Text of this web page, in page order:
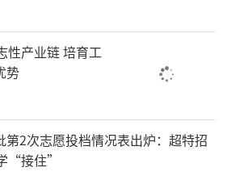
是画好画。”“为振兴中华
斗一生！”此乃金鸿钧先生
亦是我矢志不渝的座右铭。
精心雕琢喜爱的题材内容，
事顺遂、喜事常伴、好运永
繁荣昌盛、国泰民安！
性产业链 培育工
势
第2次志愿投档情况表出炉：超特招
“接住”